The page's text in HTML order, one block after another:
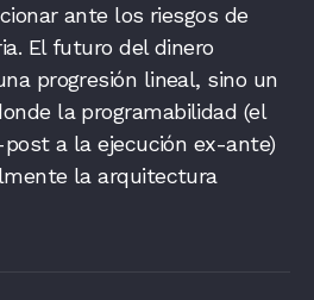
ante los riesgos de
El futuro del dinero
progresión lineal, sino un
la programabilidad (el
a la ejecución ex-ante)
la arquitectura